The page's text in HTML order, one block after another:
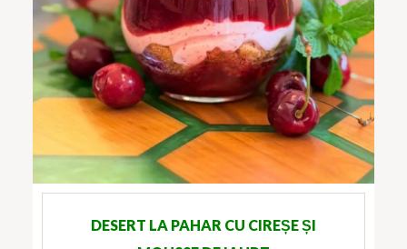
DESERT LA PAHAR CU CIREȘE ȘI